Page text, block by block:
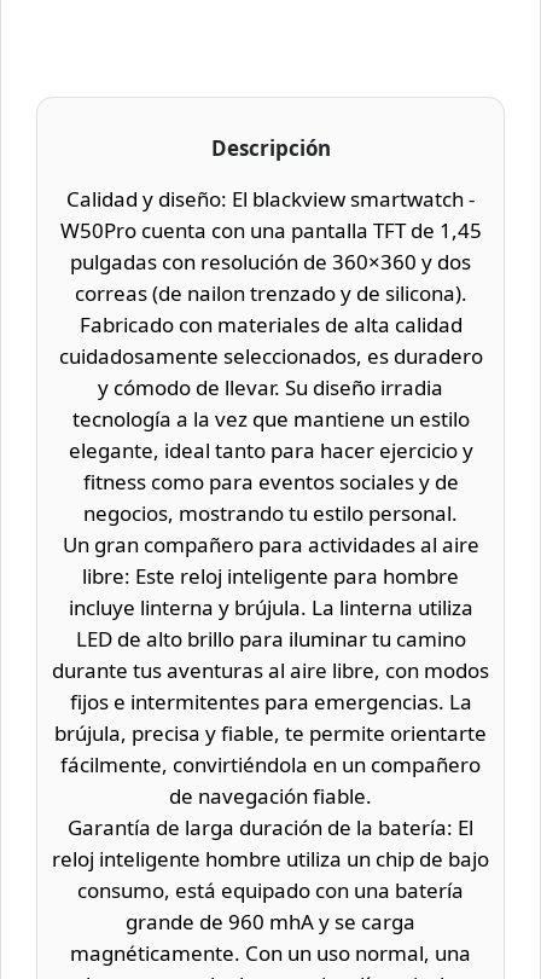
Descripción
Calidad y diseño: El blackview smartwatch -
W50Pro cuenta con una pantalla TFT de 1,45
pulgadas con resolución de 360×360 y dos
correas (de nailon trenzado y de silicona).
Fabricado con materiales de alta calidad
cuidadosamente seleccionados, es duradero
y cómodo de llevar. Su diseño irradia
tecnología a la vez que mantiene un estilo
elegante, ideal tanto para hacer ejercicio y
fitness como para eventos sociales y de
negocios, mostrando tu estilo personal.
Un gran compañero para actividades al aire
libre: Este reloj inteligente para hombre
incluye linterna y brújula. La linterna utiliza
LED de alto brillo para iluminar tu camino
durante tus aventuras al aire libre, con modos
fijos e intermitentes para emergencias. La
brújula, precisa y fiable, te permite orientarte
fácilmente, convirtiéndola en un compañero
de navegación fiable.
Garantía de larga duración de la batería: El
reloj inteligente hombre utiliza un chip de bajo
consumo, está equipado con una batería
grande de 960 mhA y se carga
magnéticamente. Con un uso normal, una